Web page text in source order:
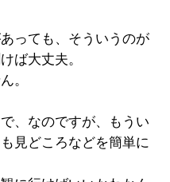
ご」を楽しむためには、
準備もいりません。
みそさえあれば、どな
言葉があっても
って聞けば大丈